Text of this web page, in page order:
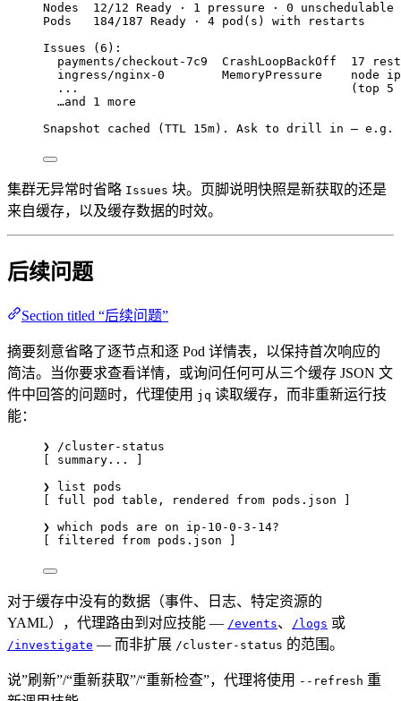
Nodes  12/12 Ready · 1 pressure · 0
Pods   184/187 Ready · 4 pod(s) with restarts
Issues (6):
payments/checkout-7c9  CrashLoopBackOff  17
ingress/nginx-0        MemoryPressure    node
...                                      (top 5
…and 1 more
Snapshot cached (TTL 15m). Ask to drill in —
集群无异常时省略 Issues 块。页脚说明快照是新获取的还是
来自缓存，以及缓存数据的时效。
后续问题
Section titled “后续问题”
摘要刻意省略了逐节点和逐 Pod 详情表，以保持首次响应的
简洁。当你要求查看详情，或询问任何可从三个缓存 JSON 文
件中回答的问题时，代理使用 jq 读取缓存，而非重新运行技
能：
❯ /cluster-status
[ summary... ]
❯ list pods
[ full pod table, rendered from pods.json ]
❯ which pods are on ip-10-0-3-14?
[ filtered from pods.json ]
对于缓存中没有的数据（事件、日志、特定资源的
YAML），代理路由到对应技能 — /events、 /logs 或
/investigate — 而非扩展 /cluster-status 的范围。
说”刷新”/“重新获取”/“重新检查”，代理将使用 --refresh 重